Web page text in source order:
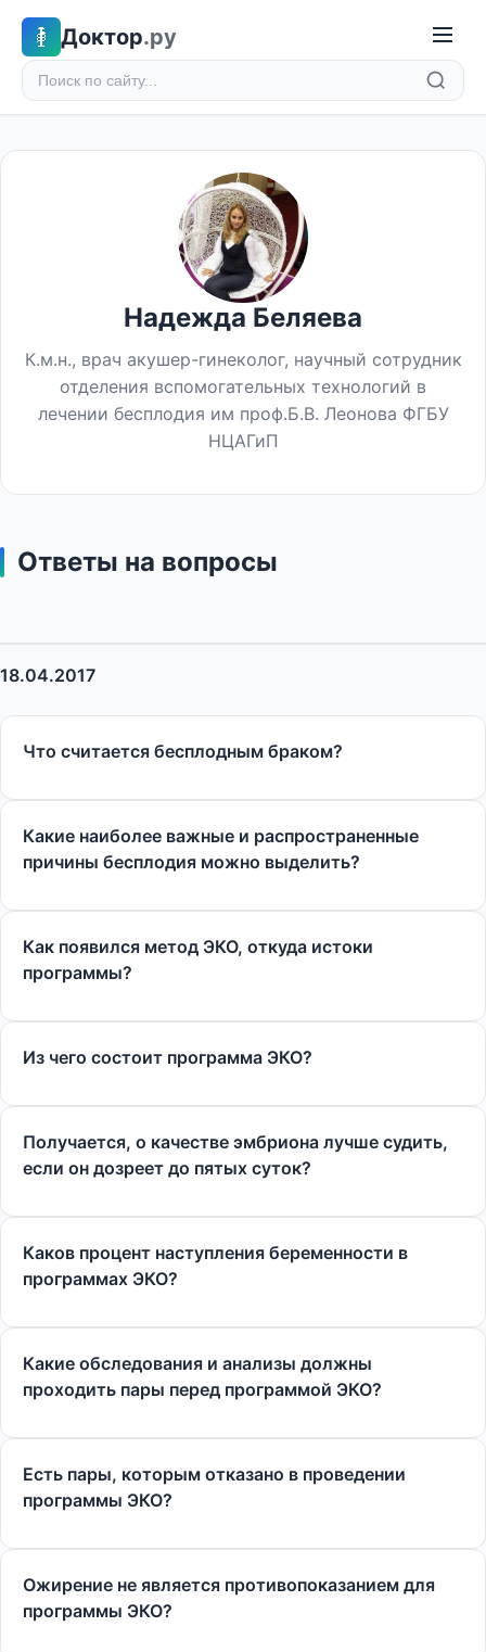
Доктор.ру
Надежда Беляева
К.м.н., врач акушер-гинеколог, научный сотрудник
отделения вспомогательных технологий в
лечении бесплодия им проф.Б.В. Леонова ФГБУ
НЦАГиП
Ответы на вопросы
18.04.2017
Что считается бесплодным браком?
Какие наиболее важные и распространенные
причины бесплодия можно выделить?
Как появился метод ЭКО, откуда истоки
программы?
Из чего состоит программа ЭКО?
Получается, о качестве эмбриона лучше судить,
если он дозреет до пятых суток?
Каков процент наступления беременности в
программах ЭКО?
Какие обследования и анализы должны
проходить пары перед программой ЭКО?
Есть пары, которым отказано в проведении
программы ЭКО?
Ожирение не является противопоказанием для
программы ЭКО?